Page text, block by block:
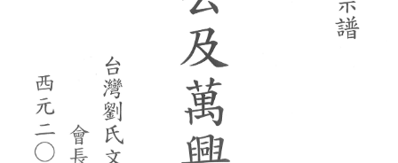
劉永富主編西元一九六一年
龍川族譜
五忠堂先祖傳略